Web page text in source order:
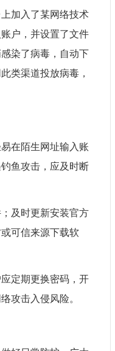
加入了某网络技术
户，并设置了文件
染了病毒，自动下
类渠道投放病毒，
在陌生网址输入账
鱼攻击，应及时断
及时更新安装官方
可信来源下载软
定期更换密码，开
攻击入侵风险。